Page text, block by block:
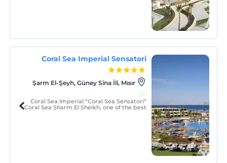
Coral Sea Imperial Sensatori
Şarm El-Şeyh, Güney Sina İli, Mısır
Coral Sea Imperial “Coral Sea Sensatori”
Coral Sea Sharm El Sheikh, one of the best